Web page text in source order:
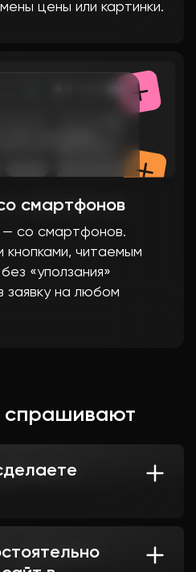
цены или картинки.
смартфонов
— со смартфонов.
кнопками, читаемым
«уползания»
заявку на любом
спрашивают
мы обычно
дней. Конечный
от оперативности